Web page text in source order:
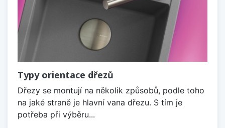
Typy orientace dřezů
Dřezy se montují na několik způsobů, podle toho
na jaké straně je hlavní vana dřezu. S tím je
potřeba při výběru...